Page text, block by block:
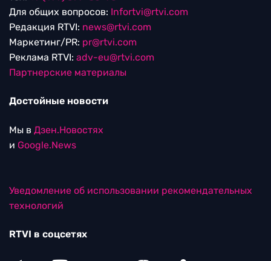
Для общих вопросов: Infortvi@rtvi.com
Редакция RTVI: news@rtvi.com
Маркетинг/PR: pr@rtvi.com
Реклама RTVI: adv-eu@rtvi.com
Партнерские материалы
Достойные новости
Мы в Дзен.Новостях
и Google.News
Уведомление об использовании рекомендательных
технологий
RTVI в соцсетях